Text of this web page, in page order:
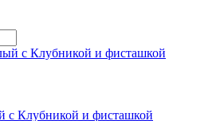
с Клубникой и фисташкой